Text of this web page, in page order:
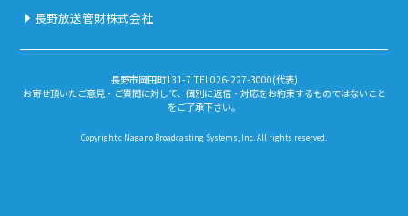
長野放送管財株式会社
長野市岡田町131-7 TEL026-227-3000(代表)
お寄せ頂いたご意見・ご質問に対して、個別に返信・対応をお約束するものではないこと
をご了承下さい。
Copyright c Nagano Broadcasting Systems, Inc. All rights reserved.